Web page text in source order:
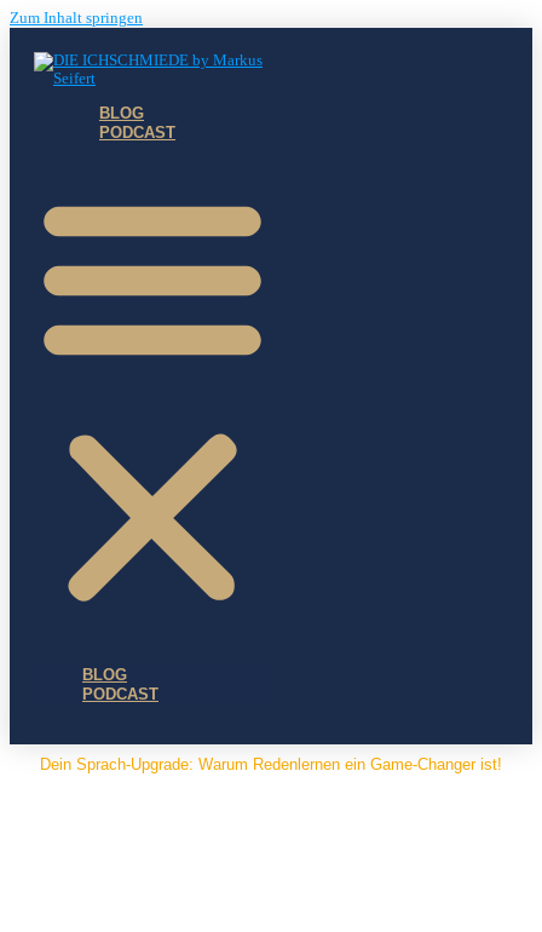
Zum Inhalt springen
BLOG
PODCAST
BLOG
PODCAST
Dein Sprach-Upgrade: Warum Redenlernen ein Game-Changer ist!